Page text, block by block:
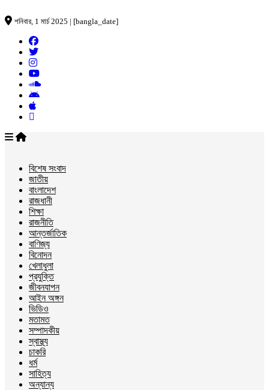
শনিবার, 1 মার্চ 2025 | [bangla_date]
বিশেষ সংবাদ
জাতীয়
বাংলাদেশ
রাজধানী
শিক্ষা
রাজনীতি
আন্তর্জাতিক
বাণিজ্য
বিনোদন
খেলাধুলা
প্রযুক্তি
জীবনযাপন
আইন অঙ্গন
ভিডিও
মতামত
সম্পাদকীয়
স্বাস্থ্য
চাকরি
ধর্ম
সাহিত্য
অন্যান্য